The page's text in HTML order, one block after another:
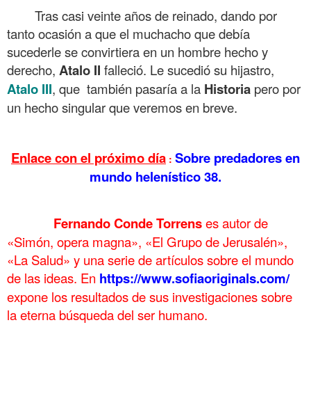
Tras casi veinte años de reinado, dando por
tanto ocasión a que el muchacho que debía
sucederle se convirtiera en un hombre hecho y
derecho, Atalo II falleció. Le sucedió su hijastro,
Atalo III, que también pasaría a la Historia pero por
un hecho singular que veremos en breve.
Enlace con el próximo día : Sobre predadores en
mundo helenístico 38.
Fernando Conde Torrenses autor de
«Simón, opera magna», «El Grupo de Jerusalén»,
«La Salud» y una serie de artículos sobre el mundo
de las ideas. En https://www.sofiaoriginals.com/
expone los resultados de sus investigaciones sobre
la eterna búsqueda del ser humano.